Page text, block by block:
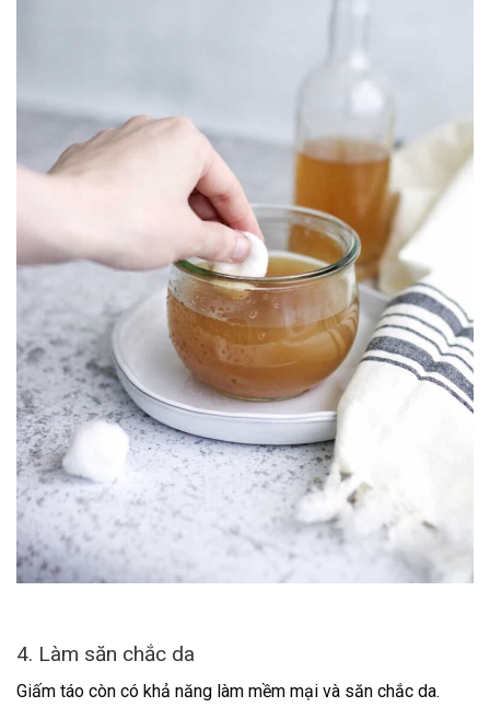
4. Làm săn chắc da
Giấm táo còn có khả năng làm mềm mại và săn chắc da.